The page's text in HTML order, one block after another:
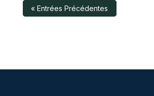
« Entrées Précédentes